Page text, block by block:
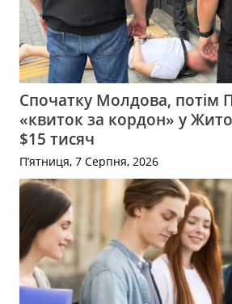
Спочатку Молдова, потім
«квиток за кордон» у
$15 тисяч
П’ятниця, 7 Серпня, 2026